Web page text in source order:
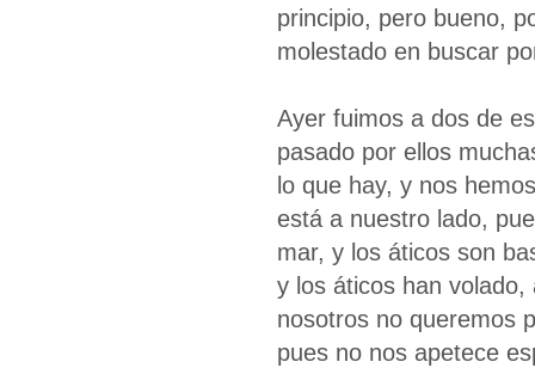
principio, pero bueno,
molestado en buscar
Ayer fuimos a dos de
pasado por ellos
lo que hay, y nos
está a nuestro lado,
mar, y los áticos son
y los áticos han
nosotros no queremos
pues no nos apetece